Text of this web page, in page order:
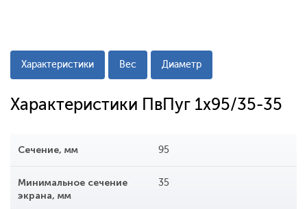
Характеристики Вес Диаметр
Характеристики ПвПуг 1x95/35-35
Сечение, мм 95
Минимальное сечение
экрана, мм
35